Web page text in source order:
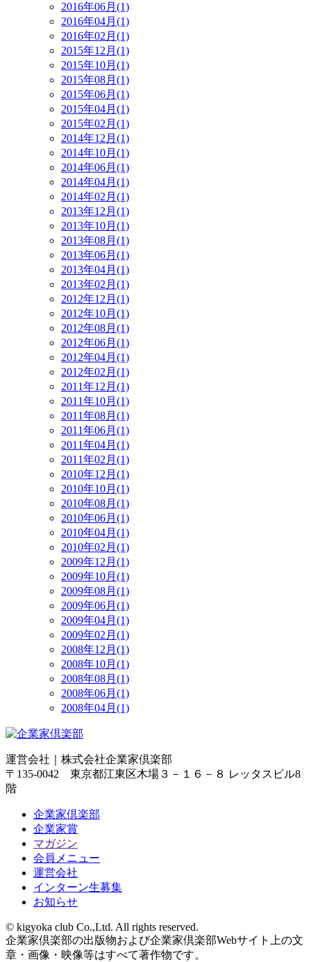
2016年06月(1)
2016年04月(1)
2016年02月(1)
2015年12月(1)
2015年10月(1)
2015年08月(1)
2015年06月(1)
2015年04月(1)
2015年02月(1)
2014年12月(1)
2014年10月(1)
2014年06月(1)
2014年04月(1)
2014年02月(1)
2013年12月(1)
2013年10月(1)
2013年08月(1)
2013年06月(1)
2013年04月(1)
2013年02月(1)
2012年12月(1)
2012年10月(1)
2012年08月(1)
2012年06月(1)
2012年04月(1)
2012年02月(1)
2011年12月(1)
2011年10月(1)
2011年08月(1)
2011年06月(1)
2011年04月(1)
2011年02月(1)
2010年12月(1)
2010年10月(1)
2010年08月(1)
2010年06月(1)
2010年04月(1)
2010年02月(1)
2009年12月(1)
2009年10月(1)
2009年08月(1)
2009年06月(1)
2009年04月(1)
2009年02月(1)
2008年12月(1)
2008年10月(1)
2008年08月(1)
2008年06月(1)
2008年04月(1)
運営会社｜ 株式会社企業家倶楽部
〒135-0042 東京都江東区木場３－１６－８ レッタスビル8
階
企業家倶楽部
企業家賞
マガジン
会員メニュー
運営会社
インターン生募集
お知らせ
© kigyoka club Co.,Ltd. All rights reserved.
企業家倶楽部の出版物および企業家倶楽部Webサイト上の文
章・画像・映像等はすべて著作物です。